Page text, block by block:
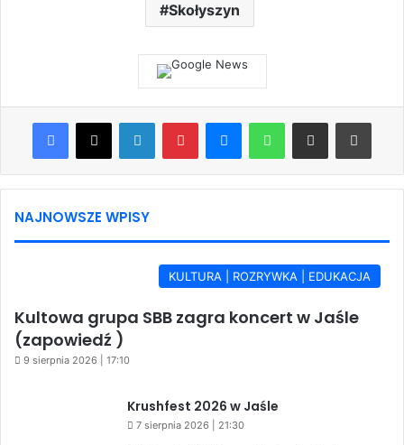
Skołyszyn
Facebook
X LinkedInPinterestMessengerWhatsAppShare via Email Print
NAJNOWSZE WPISY
KULTURA | ROZRYWKA | EDUKACJA
Kultowa grupa SBB zagra koncert w Jaśle
(zapowiedź )
9 sierpnia 2026 | 17:10
Krushfest 2026 w Jaśle
7 sierpnia 2026 | 21:30